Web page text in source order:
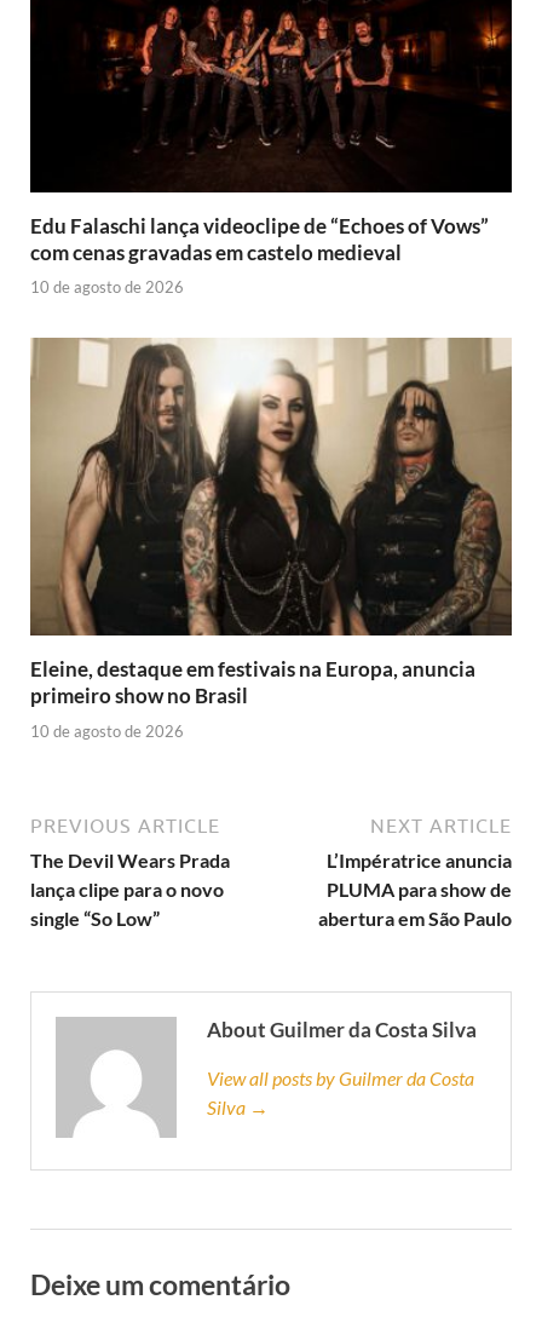
Edu Falaschi lança videoclipe de “Echoes of Vows”
com cenas gravadas em castelo medieval
10 de agosto de 2026
Eleine, destaque em festivais na Europa, anuncia
primeiro show no Brasil
10 de agosto de 2026
PREVIOUS ARTICLE
The Devil Wears Prada
lança clipe para o novo
single “So Low”
NEXT ARTICLE
L’Impératrice anuncia
PLUMA para show de
abertura em São Paulo
About Guilmer da Costa Silva
View all posts by Guilmer da Costa
Silva →
Deixe um comentário